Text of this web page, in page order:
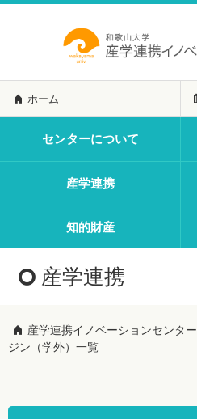
ホーム
センターについて
産学連携
知的財産
産学連携
産学連携イノベーションセンター
ジン（学外）一覧